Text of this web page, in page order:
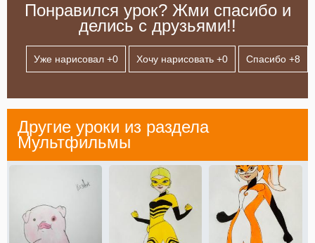
Понравился урок? Жми спасибо и
делись с друзьями!!
Уже нарисовал +0 Хочу нарисовать +0 Спасибо +8
Другие уроки из раздела
Мультфильмы